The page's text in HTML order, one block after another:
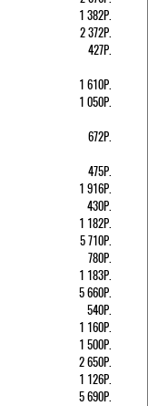
1 382Р.
2 372Р.
427Р.
1 610Р.
1 050Р.
672Р.
475Р.
1 916Р.
430Р.
1 182Р.
5 710Р.
780Р.
1 183Р.
5 660Р.
540Р.
1 160Р.
1 500Р.
2 650Р.
1 126Р.
5 690Р.